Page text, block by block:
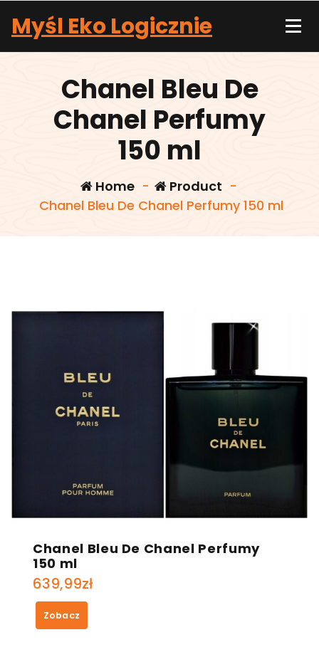
content
Myśl Eko Logicznie
Chanel Bleu De
Chanel Perfumy
150 ml
Home- Product -
Chanel Bleu De Chanel Perfumy 150 ml
Chanel Bleu De Chanel Perfumy
150 ml
639,99zł
Zobacz